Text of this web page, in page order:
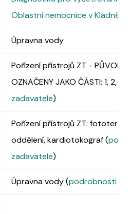
Oblastní nemocnice v Kladně
Úpravna vody
Pořízení přístrojů ZT - PŮVODNÍ
OZNAČENY JAKO ČÁSTI: 1, 2,
zadavatele)
Pořízení přístrojů ZT:
oddělení, kardiotokograf (
zadavatele)
Úpravna vody (podrobnosti na